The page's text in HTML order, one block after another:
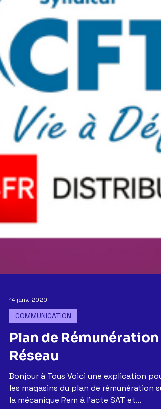
14 janv. 2020
COMMUNICATION
Plan de Rémunération
Réseau
Bonjour à Tous Voici une explication pour